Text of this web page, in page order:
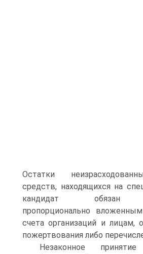
Остатки
средств, находящихся на
кандидат обязан
пропорционально
счета организаций и лицам,
пожертвования либо
Незаконное